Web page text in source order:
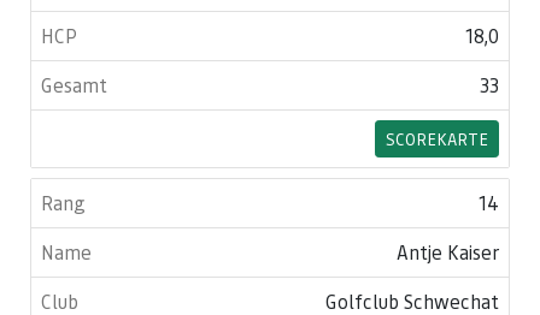
18,0
33
SCOREKARTE
14
Antje Kaiser
Golfclub Schwechat